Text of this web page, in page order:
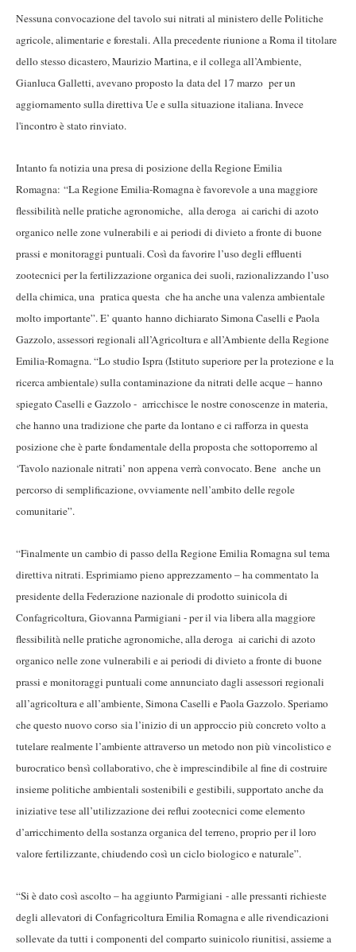
Nessuna convocazione del tavolo sui nitrati al ministero delle Politiche
agricole, alimentarie e forestali. Alla precedente riunione a Roma il titolare
dello stesso dicastero, Maurizio Martina, e il collega all’Ambiente,
Gianluca Galletti, avevano proposto la data del 17 marzo per un
aggiornamento sulla direttiva Ue e sulla situazione italiana. Invece
l'incontro è stato rinviato.
Intanto fa notizia una presa di posizione della Regione Emilia
Romagna: “La Regione Emilia-Romagna è favorevole a una maggiore
flessibilità nelle pratiche agronomiche, alla deroga ai carichi di azoto
organico nelle zone vulnerabili e ai periodi di divieto a fronte di buone
prassi e monitoraggi puntuali. Così da favorire l’uso degli effluenti
zootecnici per la fertilizzazione organica dei suoli, razionalizzando l’uso
della chimica, una pratica questa che ha anche una valenza ambientale
molto importante”. E’ quanto hanno dichiarato Simona Caselli e Paola
Gazzolo, assessori regionali all’Agricoltura e all’Ambiente della Regione
Emilia-Romagna. “Lo studio Ispra (Istituto superiore per la protezione e la
ricerca ambientale) sulla contaminazione da nitrati delle acque – hanno
spiegato Caselli e Gazzolo - arricchisce le nostre conoscenze in materia,
che hanno una tradizione che parte da lontano e ci rafforza in questa
posizione che è parte fondamentale della proposta che sottoporremo al
‘Tavolo nazionale nitrati’ non appena verrà convocato. Bene anche un
percorso di semplificazione, ovviamente nell’ambito delle regole
comunitarie”.
“Finalmente un cambio di passo della Regione Emilia Romagna sul tema
direttiva nitrati. Esprimiamo pieno apprezzamento – ha commentato la
presidente della Federazione nazionale di prodotto suinicola di
Confagricoltura, Giovanna Parmigiani - per il via libera alla maggiore
flessibilità nelle pratiche agronomiche, alla deroga ai carichi di azoto
organico nelle zone vulnerabili e ai periodi di divieto a fronte di buone
prassi e monitoraggi puntuali come annunciato dagli assessori regionali
all’agricoltura e all’ambiente, Simona Caselli e Paola Gazzolo. Speriamo
che questo nuovo corso sia l’inizio di un approccio più concreto volto a
tutelare realmente l’ambiente attraverso un metodo non più vincolistico e
burocratico bensì collaborativo, che è imprescindibile al fine di costruire
insieme politiche ambientali sostenibili e gestibili, supportato anche da
iniziative tese all’utilizzazione dei reflui zootecnici come elemento
d’arricchimento della sostanza organica del terreno, proprio per il loro
valore fertilizzante, chiudendo così un ciclo biologico e naturale”.
“Si è dato così ascolto – ha aggiunto Parmigiani - alle pressanti richieste
degli allevatori di Confagricoltura Emilia Romagna e alle rivendicazioni
sollevate da tutti i componenti del comparto suinicolo riunitisi, assieme a